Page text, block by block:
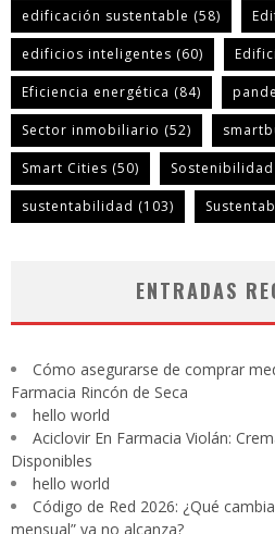
edificación sustentable (58)
edificios inteligentes (60)
Eficiencia energética (84)
Sector inmobiliario (52)
Smart Cities (50) Sostenibilidad
sustentabilidad (103)
ENTRADAS
Cómo asegurarse de comprar
Farmacia Rincón de Seca
hello world
Aciclovir En Farmacia Violán:
Disponibles
hello world
Código de Red 2026: ¿Qué
mensual” ya no alcanza?